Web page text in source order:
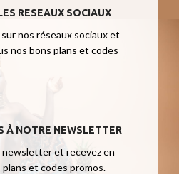
RESEAUX SOCIAUX
nos réseaux sociaux et
nos bons plans et codes
À NOTRE NEWSLETTER
et recevez en
et codes promos.